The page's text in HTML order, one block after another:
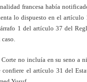
francesa había
lo dispuesto en el
1 del artículo 37 del
Corte no incluía en su seno a
confiere el artículo 31 del